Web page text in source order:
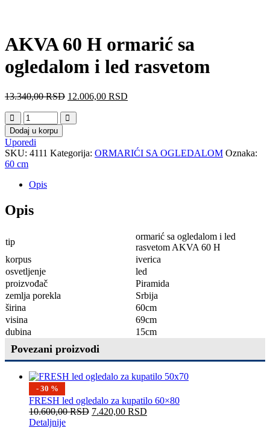
AKVA 60 H ormarić sa
ogledalom i led rasvetom
13.340,00RSD 12.006,00 RSD
Dodaj u korpu
Uporedi
SKU: 4111 Kategorija: ORMARIĆI SA OGLEDALOM Oznaka:
60 cm
Opis
Opis
tip
ormarić sa ogledalom i led
rasvetom AKVA 60 H
korpus
iverica
osvetljenje
led
proizvođač
Piramida
zemlja porekla
Srbija
širina
60cm
visina
69cm
dubina
15cm
Povezani proizvodi
- 30 %
FRESH led ogledalo za kupatilo 60×80
10.600,00RSD 7.420,00 RSD
Detaljnije